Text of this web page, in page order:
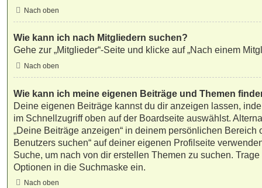
Nach oben
Wie kann ich nach Mitgliedern suchen?
Gehe zur „Mitglieder“-Seite und klicke auf „Nach einem
Nach oben
Wie kann ich meine eigenen Beiträge und Themen
Deine eigenen Beiträge kannst du dir anzeigen lassen,
im Schnellzugriff oben auf der Boardseite auswählst.
„Deine Beiträge anzeigen“ in deinem persönlichen Bereich
Benutzers suchen“ auf deiner eigenen Profilseite
Suche, um nach von dir erstellen Themen zu suchen.
Optionen in die Suchmaske ein.
Nach oben